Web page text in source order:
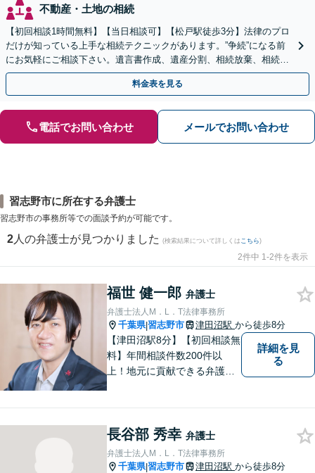
不動産・土地の相続
【初回相談1時間無料】【当日相談可】【松戸駅徒歩3分】法律のプロ
だけが知っている上手な相続テクニックがあります。”争続”になる前
にお気軽にご相談下さい。遺言書作成、遺産分割、相続放棄、相続税
のことなど弁護経験豊富です。
料金表を見る
電話でお問い合わせ メールでお問い合わせ
習志野市に所在する弁護士
習志野市の事務所等での面談予約が可能です。
2 人の弁護士が見つかりました (検索結果について詳しくは こちら)
2件中 1-2件を表示
福世 健一郎 弁護士
弁護士法人M．L．T法律事務所
千葉県|習志野市 津田沼駅 から徒歩8分
【津田沼駅8分】【初回相談無
料】年間相談件数200件以
上！地元に貢献できる弁護士
貞に関して実績多数、女性側
からのご相談にも注力してい
ます。あなたの思いをしっか
詳細を見
る
長谷部 秀幸 弁護士
弁護士法人M．L．T法律事務所
千葉県|習志野市 津田沼駅 から徒歩8分